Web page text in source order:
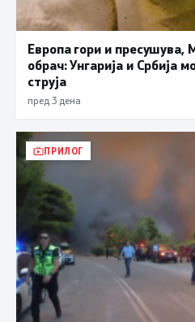
Европа гори и пресушува,
обрач: Унгарија и Србија
струја
пред 3 дена
ПРИЛОГ